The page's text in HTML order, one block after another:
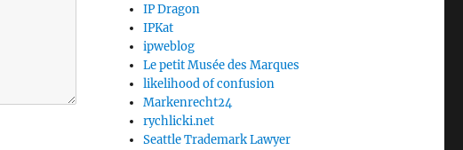
IP Dragon
IPKat
ipweblog
Le petit Musée des Marques
likelihood of confusion
Markenrecht24
rychlicki.net
Seattle Trademark Lawyer